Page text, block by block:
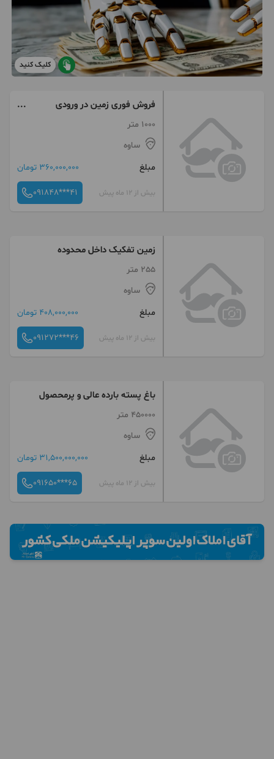
کلیک کنید
فروش فوری زمین در ورودی
روستای بند چای
1000 متر
ساوه
مبلغ
360,000,000 تومان
بیش از 12 ماه پیش 091848***41
زمین تفکیک داخل محدوده
255 متر
ساوه
مبلغ
408,000,000 تومان
بیش از 12 ماه پیش 091272***46
باغ پسته بارده عالی و پرمحصول
450000 متر
ساوه
مبلغ
31,500,000,000 تومان
بیش از 12 ماه پیش 091650***65